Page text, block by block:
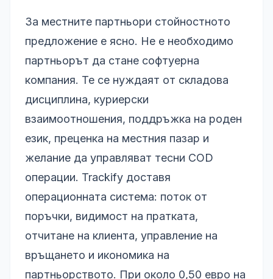
За местните партньори стойностното
предложение е ясно. Не е необходимо
партньорът да стане софтуерна
компания. Те се нуждаят от складова
дисциплина, куриерски
взаимоотношения, поддръжка на роден
език, преценка на местния пазар и
желание да управляват тесни COD
операции. Trackify доставя
операционната система: поток от
поръчки, видимост на пратката,
отчитане на клиента, управление на
връщането и икономика на
партньорството. При около 0,50 евро на